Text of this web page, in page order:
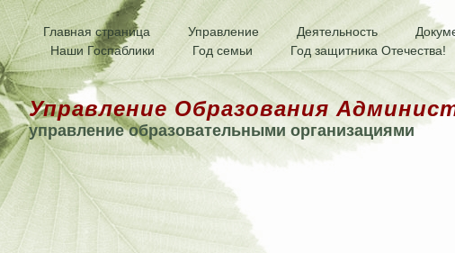
Главная страница Управление Деятельность
Наши Госпаблики
Год семьи Год защитника Отечества!
Управление Образования
управление образовательными организациями